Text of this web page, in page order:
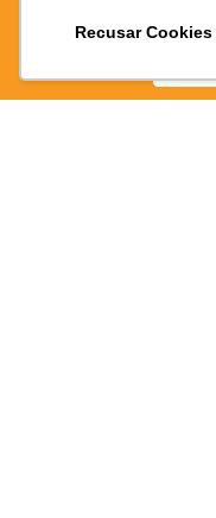
Recusar Cookies